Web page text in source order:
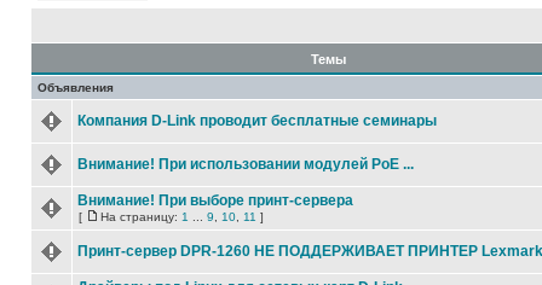
Темы
Объявления
Компания D-Link проводит бесплатные семинары
Внимание! При использовании модулей PoE ...
Внимание! При выборе принт-сервера
[ На страницу: 1 9 10 11 ]
Принт-сервер DPR-1260 НЕ ПОДДЕРЖИВАЕТ ПРИНТЕР